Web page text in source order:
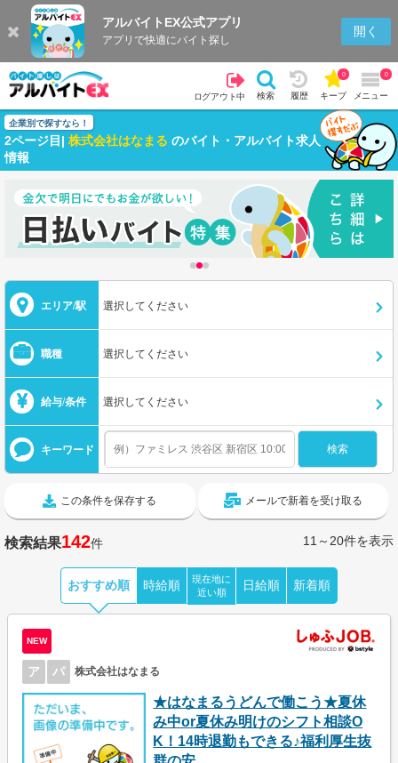
アルバイトEX公式アプリ
アプリで快適にバイト探し
開く
ログアウト中 検索 履歴 キープ
0
メニュー
0
企業別で探すなら！
2ページ目| 株式会社はなまる のバイト・アルバイト求人
情報
エリア/駅 選択してください
職種 選択してください
給与/条件 選択してください
キーワード
この条件を保存する メールで新着を受け取る
検索結果142件 11～20件を表示
おすすめ順 時給順
現在地に
近い順
日給順 新着順
NEW
ア パ 株式会社はなまる
★はなまるうどんで働こう★夏休
み中or夏休み明けのシフト相談O
K！14時退勤もできる♪福利厚生抜